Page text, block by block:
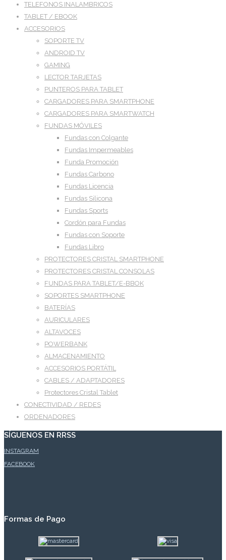
TELEFONOS INALAMBRICOS
TABLET / EBOOK
ACCESORIOS
SOPORTE TV
ANDROID TV
GAMING
LECTOR TARJETAS
PUNTEROS PARA TABLET
CARGADORES PARA SMARTPHONE
CARGADORES PARA SMARTWATCH
FUNDAS MÓVILES
Fundas con Colgante
Fundas Impermeables
Funda Promoción
Fundas Carbono
Fundas Licencia
Fundas Silicona
Fundas Sports
Cordón para Fundas
Fundas con Soporte
Fundas Libro
PROTECTORES CRISTAL SMARTPHONE
PROTECTORES CRISTAL CONSOLAS
FUNDAS PARA TABLET/E-BBOK
SOPORTES SMARTPHONE
BATERÍAS
AURICULARES
ALTAVOCES
POWERBANK
ALMACENAMIENTO
ACCESORIOS PORTÁTIL
CABLES / ADAPTADORES
Protectores Cristal Tablet
CONECTIVIDAD / REDES
ORDENADORES
SÍGUENOS EN RRSS
INSTAGRAM
FACEBOOK
Formas de Pago